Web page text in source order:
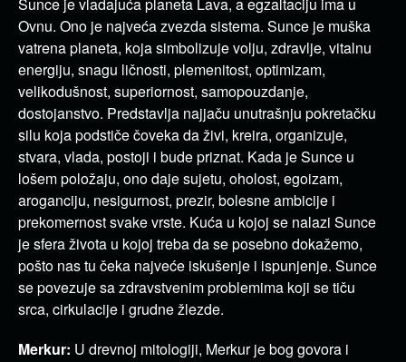
Ovnu. Ono je najveća zvezda sistema. Sunce je muška
vatrena planeta, koja simbolizuje volju, zdravlje, vitalnu
energiju, snagu ličnosti, plemenitost, optimizam,
velikodušnost, superiornost, samopouzdanje,
dostojanstvo. Predstavlja najjaču unutrašnju pokretačku
silu koja podstiče čoveka da živi, kreira, organizuje,
stvara, vlada, postoji i bude priznat. Kada je Sunce u
lošem položaju, ono daje sujetu, oholost, egoizam,
aroganciju, nesigurnost, prezir, bolesne ambicije i
prekomernost svake vrste. Kuća u kojoj se nalazi Sunce
je sfera života u kojoj treba da se posebno dokažemo,
pošto nas tu čeka najveće iskušenje i ispunjenje. Sunce
se povezuje sa zdravstvenim problemima koji se tiču
srca, cirkulacije i grudne žlezde.
Merkur: U drevnoj mitologiji, Merkur je bog govora i